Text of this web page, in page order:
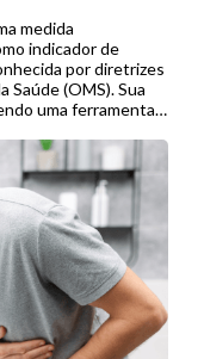
medida
indicador de
por diretrizes
Saúde (OMS). Sua
uma ferramenta